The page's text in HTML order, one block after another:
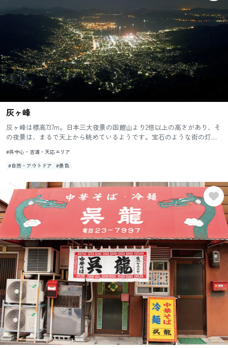
灰ヶ峰
灰ヶ峰は標高737m。日本三大夜景の函館山より2倍以上の高さがあり、そ
の夜景は、まるで天上から眺めているようです。宝石のような街の灯
#呉中心・吉浦・天応エリア
#自然・アウトドア #景色